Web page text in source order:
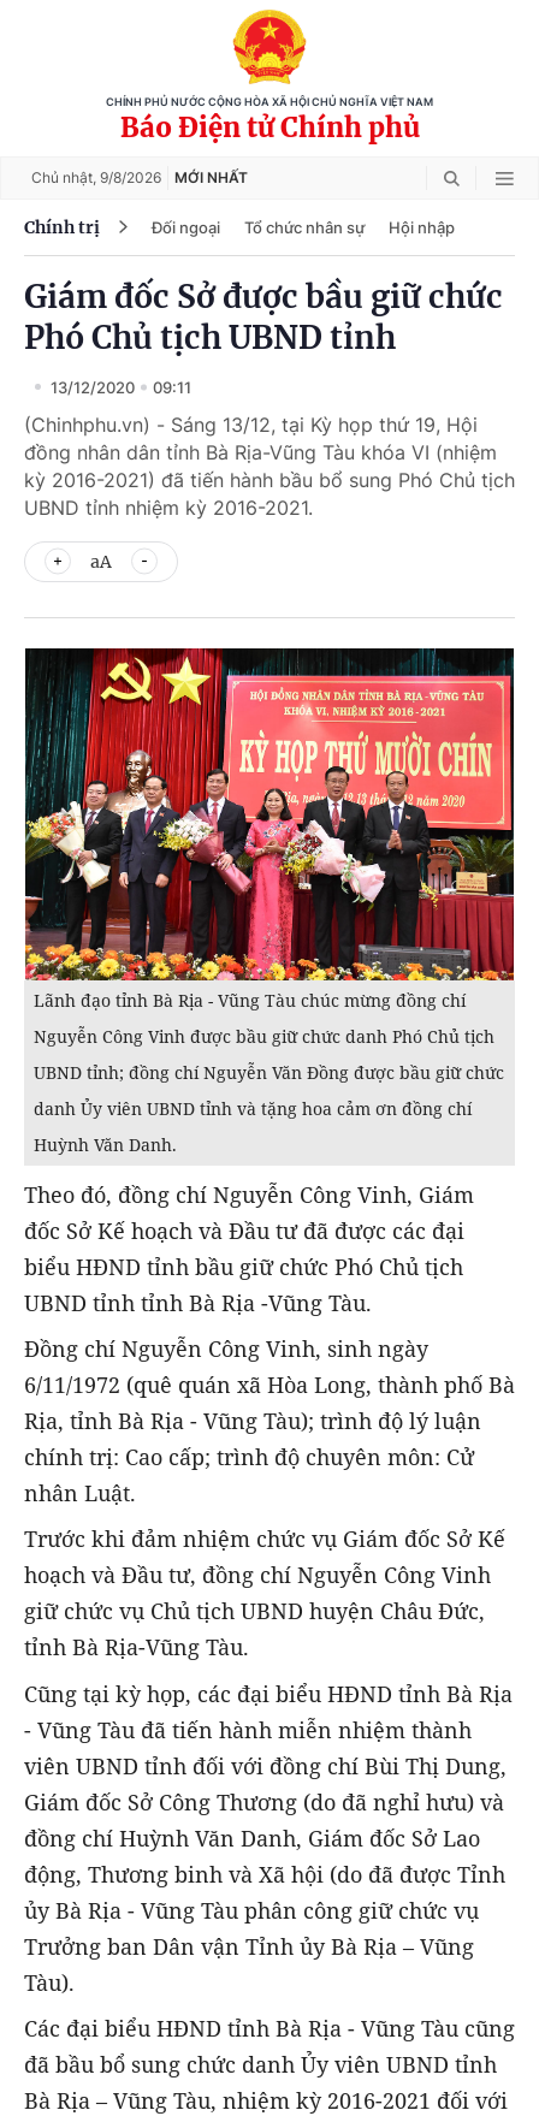
CHÍNH PHỦ NƯỚC CỘNG HÒA XÃ HỘI CHỦ NGHĨA VIỆT NAM
Báo Điện tử Chính phủ
Chủ nhật, 9/8/2026 MỚI NHẤT
Chính trị Đối ngoại Tổ chức nhân sự Hội nhập
Giám đốc Sở được bầu giữ chức
Phó Chủ tịch UBND tỉnh
13/12/2020 09:11
(Chinhphu.vn) - Sáng 13/12, tại Kỳ họp thứ 19, Hội
đồng nhân dân tỉnh Bà Rịa-Vũng Tàu khóa VI (nhiệm
kỳ 2016-2021) đã tiến hành bầu bổ sung Phó Chủ tịch
UBND tỉnh nhiệm kỳ 2016-2021.
aA
Lãnh đạo tỉnh Bà Rịa - Vũng Tàu chúc mừng đồng chí
Nguyễn Công Vinh được bầu giữ chức danh Phó Chủ tịch
UBND tỉnh; đồng chí Nguyễn Văn Đồng được bầu giữ chức
danh Ủy viên UBND tỉnh và tặng hoa cảm ơn đồng chí
Huỳnh Văn Danh.
Theo đó, đồng chí Nguyễn Công Vinh, Giám
đốc Sở Kế hoạch và Đầu tư đã được các đại
biểu HĐND tỉnh bầu giữ chức Phó Chủ tịch
UBND tỉnh tỉnh Bà Rịa -Vũng Tàu.
Đồng chí Nguyễn Công Vinh, sinh ngày
6/11/1972 (quê quán xã Hòa Long, thành phố Bà
Rịa, tỉnh Bà Rịa - Vũng Tàu); trình độ lý luận
chính trị: Cao cấp; trình độ chuyên môn: Cử
nhân Luật.
Trước khi đảm nhiệm chức vụ Giám đốc Sở Kế
hoạch và Đầu tư, đồng chí Nguyễn Công Vinh
giữ chức vụ Chủ tịch UBND huyện Châu Đức,
tỉnh Bà Rịa-Vũng Tàu.
Cũng tại kỳ họp, các đại biểu HĐND tỉnh Bà Rịa
- Vũng Tàu đã tiến hành miễn nhiệm thành
viên UBND tỉnh đối với đồng chí Bùi Thị Dung,
Giám đốc Sở Công Thương (do đã nghỉ hưu) và
đồng chí Huỳnh Văn Danh, Giám đốc Sở Lao
động, Thương binh và Xã hội (do đã được Tỉnh
ủy Bà Rịa - Vũng Tàu phân công giữ chức vụ
Trưởng ban Dân vận Tỉnh ủy Bà Rịa – Vũng
Tàu).
Các đại biểu HĐND tỉnh Bà Rịa - Vũng Tàu cũng
đã bầu bổ sung chức danh Ủy viên UBND tỉnh
Bà Rịa – Vũng Tàu, nhiệm kỳ 2016-2021 đối với